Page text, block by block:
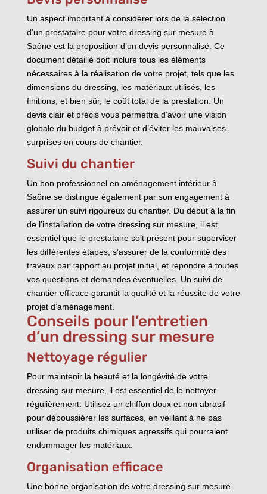
Un aspect important à considérer lors de la sélection
d’un prestataire pour votre dressing sur mesure à
Saône est la proposition d’un devis personnalisé. Ce
document détaillé doit inclure tous les éléments
nécessaires à la réalisation de votre projet, tels que les
dimensions du dressing, les matériaux utilisés, les
finitions, et bien sûr, le coût total de la prestation. Un
devis clair et précis vous permettra d’avoir une vision
globale du budget à prévoir et d’éviter les mauvaises
surprises en cours de chantier.
Suivi du chantier
Un bon professionnel en aménagement intérieur à
Saône se distingue également par son engagement à
assurer un suivi rigoureux du chantier. Du début à la fin
de l’installation de votre dressing sur mesure, il est
essentiel que le prestataire soit présent pour superviser
les différentes étapes, s’assurer de la conformité des
travaux par rapport au projet initial, et répondre à toutes
vos questions et demandes éventuelles. Un suivi de
chantier efficace garantit la qualité et la réussite de votre
projet d’aménagement.
Conseils pour l’entretien
d’un dressing sur mesure
Nettoyage régulier
Pour maintenir la beauté et la longévité de votre
dressing sur mesure, il est essentiel de le nettoyer
régulièrement. Utilisez un chiffon doux et non abrasif
pour dépoussiérer les surfaces, en veillant à ne pas
utiliser de produits chimiques agressifs qui pourraient
endommager les matériaux.
Organisation efficace
Une bonne organisation de votre dressing sur mesure